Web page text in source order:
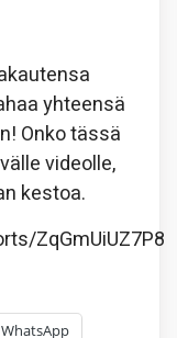
yhteensä
Onko tässä
videolle,
kestoa.
ZqGmUiUZ7P8
WhatsApp